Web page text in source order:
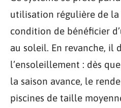
utilisation régulière de la
condition de bénéficier
au soleil. En revanche, il
l’ensoleillement : dès
la saison avance, le
piscines de taille